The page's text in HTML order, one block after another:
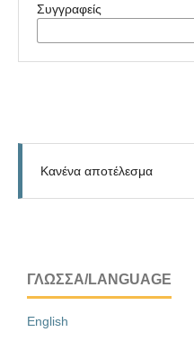
Συγγραφείς
Κανένα αποτέλεσμα
ΓΛΏΣΣΑ/LANGUAGE
English